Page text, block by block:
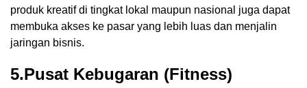
produk kreatif di tingkat lokal maupun nasional juga dapat
membuka akses ke pasar yang lebih luas dan menjalin
jaringan bisnis.
5.Pusat Kebugaran (Fitness)